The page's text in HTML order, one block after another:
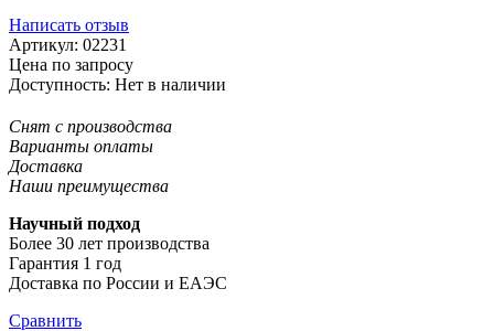
Написать отзыв
Артикул: 02231
Цена по запросу
Доступность: Нет в наличии
Снят с производства
Варианты оплаты
Доставка
Наши преимущества
Научный подход
Более 30 лет производства
Гарантия 1 год
Доставка по России и ЕАЭС
Сравнить